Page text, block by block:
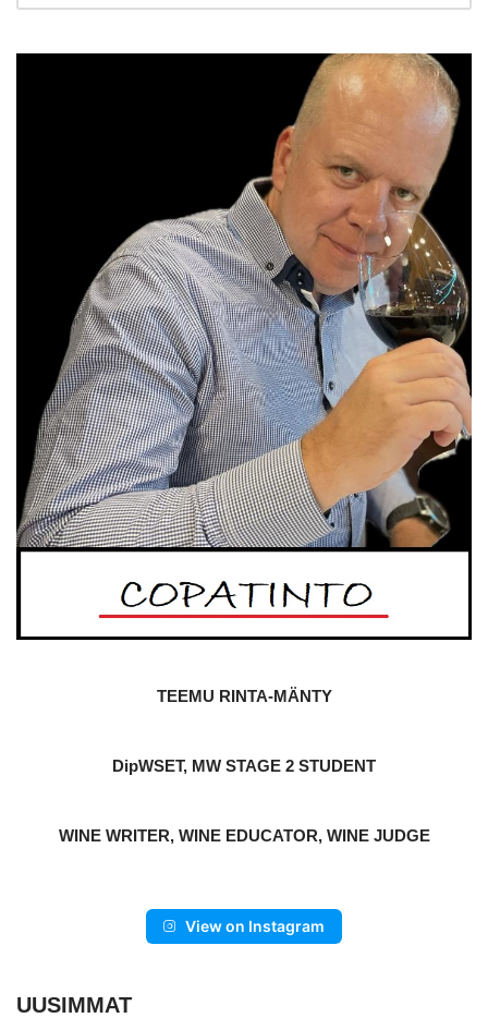
TEEMU RINTA-MÄNTY
DipWSET, MW STAGE 2 STUDENT
WINE WRITER, WINE EDUCATOR, WINE JUDGE
View on Instagram
UUSIMMAT